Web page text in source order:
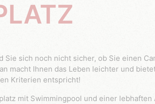
macht Ihnen das Leben leichter und
Kriterien entspricht!